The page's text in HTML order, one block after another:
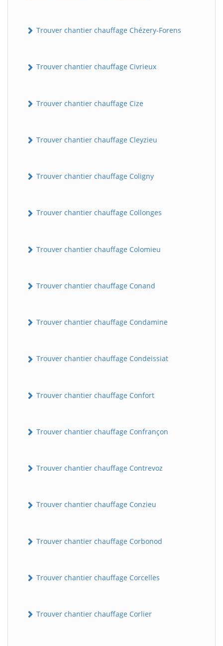
Trouver chantier chauffage Chézery-Forens
Trouver chantier chauffage Civrieux
Trouver chantier chauffage Cize
Trouver chantier chauffage Cleyzieu
Trouver chantier chauffage Coligny
Trouver chantier chauffage Collonges
Trouver chantier chauffage Colomieu
Trouver chantier chauffage Conand
Trouver chantier chauffage Condamine
Trouver chantier chauffage Condeissiat
Trouver chantier chauffage Confort
Trouver chantier chauffage Confrançon
Trouver chantier chauffage Contrevoz
Trouver chantier chauffage Conzieu
Trouver chantier chauffage Corbonod
Trouver chantier chauffage Corcelles
Trouver chantier chauffage Corlier
B BatiWebPro